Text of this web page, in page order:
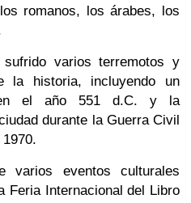
romanos, los árabes, los
varios terremotos y
la historia, incluyendo un
en el año 551 d.C. y la
durante la Guerra Civil
varios eventos culturales
Feria Internacional del Libro